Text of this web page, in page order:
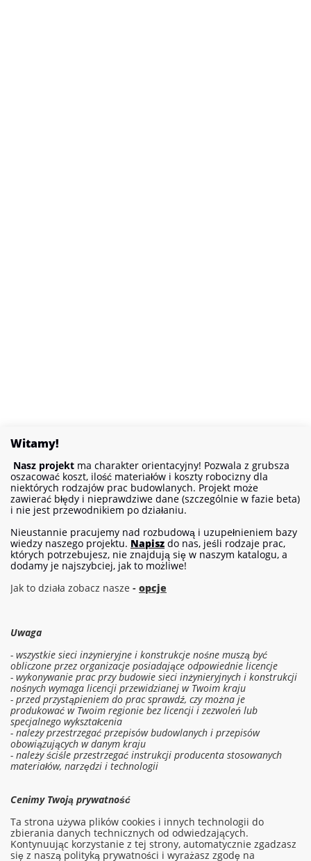
Zaloguj się do kosztorysu
Zamów pracę
Witamy!
Nasz projekt ma charakter orientacyjny! Pozwala z grubsza
oszacować koszt, ilość materiałów i koszty robocizny dla
niektórych rodzajów prac budowlanych. Projekt może
zawierać błędy i nieprawdziwe dane (szczególnie w fazie beta)
i nie jest przewodnikiem po działaniu.
Nieustannie pracujemy nad rozbudową i uzupełnieniem bazy
wiedzy naszego projektu. Napisz do nas, jeśli rodzaje prac,
których potrzebujesz, nie znajdują się w naszym katalogu, a
dodamy je najszybciej, jak to możliwe!
Jak to działa zobacz nasze - opcje
Uwaga
- wszystkie sieci inżynieryjne i konstrukcje nośne muszą być
obliczone przez organizacje posiadające odpowiednie licencje
- wykonywanie prac przy budowie sieci inżynieryjnych i konstrukcji
nośnych wymaga licencji przewidzianej w Twoim kraju
- przed przystąpieniem do prac sprawdź, czy można je
produkować w Twoim regionie bez licencji i zezwoleń lub
specjalnego wykształcenia
- należy przestrzegać przepisów budowlanych i przepisów
obowiązujących w danym kraju
- należy ściśle przestrzegać instrukcji producenta stosowanych
materiałów, narzędzi i technologii
Cenimy Twoją prywatność
Ta strona używa plików cookies i innych technologii do
zbierania danych technicznych od odwiedzających.
Kontynuując korzystanie z tej strony, automatycznie zgadzasz
się z naszą polityką prywatności i wyrażasz zgodę na